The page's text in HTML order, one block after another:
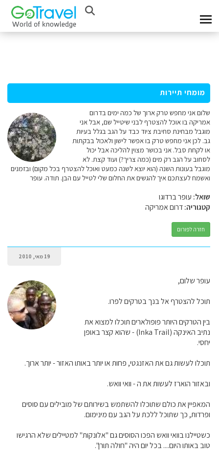
מומחי תיירות
שלום אני מחפש טרק ארוך של כמה ימים בדרום
אמריקה בו אוכל להצטרף לבני שיטייל שם, אבל אני
מוגבל מבחינת סחיבת ציוד כבד על הגב בגלל בעיות
גב. לכן אני מחפש טרק בו אפשר לישון ולאכול בבקתות
או לקחת סבל. אני בכושר מצוין להליכה אבל יכול
לסחוב על הגב רק מים (כמה צריך?) ועוד קצת. לא
מוגבל בעונות השנה (הוא יוצא לשנה כמעט ואוכל להצטרף בכל מקום) ובזמנים
ואשמח לעצתכם איך להגשים את החלום שלי לטייל עם הבן. תודה. עופר
שואל: עופר ברדוגו
קטגוריה:דרום אמריקה
חזרה לפורום
19 מאי, 2010
עופר שלום,
תוכל להצטרף אל בנך בטרקים לפרו.
בין הטרקים היותר פופולארים תוכלו למצוא את
נתיב האינקה (Inka Trail) - שהוא קצר באופן
יחסי.
תוכלו לעשות גם את האזנגטי, פחות או יותר באותו האזור - יותר ארוך.
ובאזור הוארז לעשות את ה - וואי וואש.
המאפיין את כולם שתוכלו להשתמש בשירותם של מובילים עם סוסים
ופרדות, כך שתוכל ללכת על הגב עם מינימום.
כשטיילנו בוואי וואש הפכו הסוסים גם "אלונקות" למטיילים שלא הרגישו
טוב באותו היום.... בכל יום היה "חולה תורן".